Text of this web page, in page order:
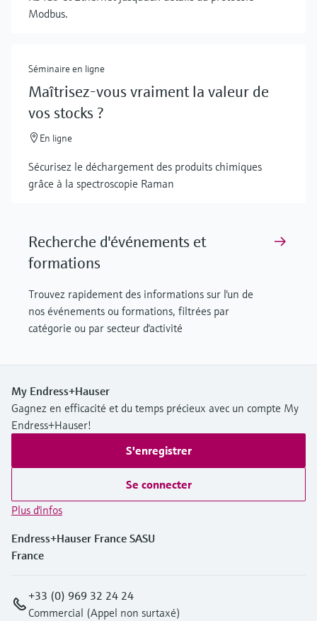
Modbus.
Séminaire en ligne
Maîtrisez-vous vraiment la valeur de
vos stocks ?
En ligne
Sécurisez le déchargement des produits chimiques
grâce à la spectroscopie Raman
Recherche d'événements et
formations
Trouvez rapidement des informations sur l'un de
nos événements ou formations, filtrées par
catégorie ou par secteur d'activité
My Endress+Hauser
Gagnez en efficacité et du temps précieux avec un compte My
Endress+Hauser!
S'enregistrer
Se connecter
Plus d'infos
Endress+Hauser France SASU
France
+33 (0) 969 32 24 24
Commercial (Appel non surtaxé)